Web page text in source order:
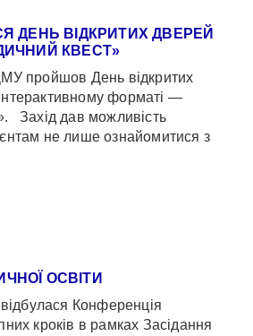
ДЕНЬ ВІДКРИТИХ ДВЕРЕЙ
КВЕСТ»
пройшов День відкритих
форматі —
Захід дав можливість
не лише ознайомитися з
ОСВІТИ
Конференція
кроків в рамках Засідання